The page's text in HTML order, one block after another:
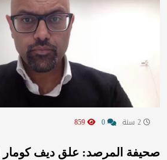
صحيفة المرصد: علق ديف كومار